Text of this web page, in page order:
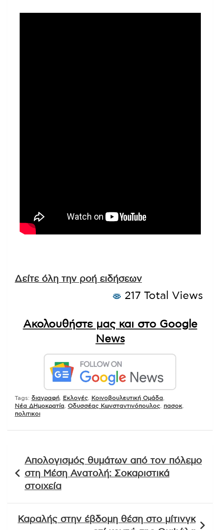
Δείτε όλη την ροή ειδήσεων
217 Total Views
Ακολουθήστε μας και στο Google
News
Tags: διαγραφή Εκλογές Κοινοβουλευτική Ομάδα
Νέα ΔΗμοκρατία Οδυσσέας Κωνσταντινόπουλος πασοκ
πολιτικοι
άρθρων
Απολογισμός θυμάτων από τον πόλεμο
στη Μέση Ανατολή: Σοκαριστικά
στοιχεία
Καραλής στην έβδομη θέση στο μίτινγκ